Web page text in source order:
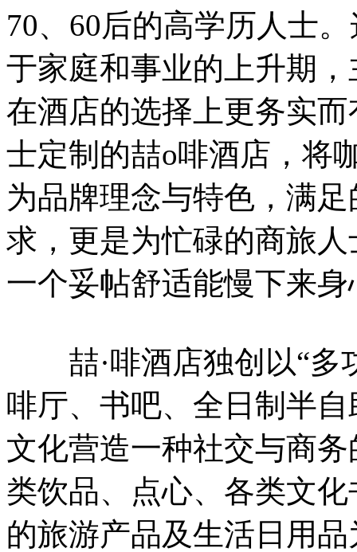
70、60后的高学历人士
于家庭和事业的上升期
在酒店的选择上更务实
士定制的喆o啡酒店，将
为品牌理念与特色，满
求，更是为忙碌的商旅
一个妥帖舒适能慢下来
喆·啡酒店独创以“多
啡厅、书吧、全日制半
文化营造一种社交与商
类饮品、点心、各类文
的旅游产品及生活日用